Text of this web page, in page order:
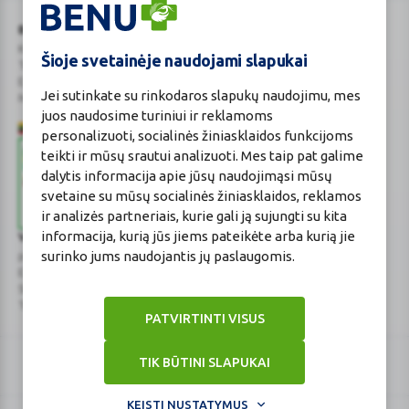
Šioje svetainėje naudojami slapukai
Jei sutinkate su rinkodaros slapukų naudojimu, mes
juos naudosime turiniui ir reklamoms
personalizuoti, socialinės žiniasklaidos funkcijoms
teikti ir mūsų srautui analizuoti. Mes taip pat galime
dalytis informacija apie jūsų naudojimąsi mūsų
svetaine su mūsų socialinės žiniasklaidos, reklamos
ir analizės partneriais, kurie gali ją sujungti su kita
informacija, kurią jūs jiems pateikėte arba kurią jie
surinko jums naudojantis jų paslaugomis.
TIK BŪTINI SLAPUKAI
PATVIRTINTI VISUS
KEISTI NUSTATYMUS
BENU Vaistinė Lietuva, UAB
Kauno r. sav., Karmėlavos sen., Ramučių k., Gamybos g. 4
Tel. +370 37 225 522
Maisto tvarkymo subjektų registro numeris: 190004257
Valstybinė vaistų kontrolės tarnyba
prie Lietuvos Respublikos sveikatos apsaugos ministerijos